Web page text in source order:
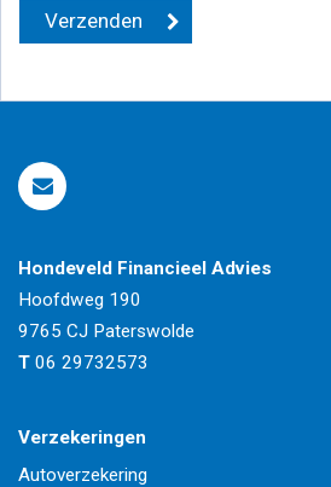
Hondeveld Financieel Advies
Hoofdweg 190
9765 CJ Paterswolde
T 06 29732573
Verzekeringen
Autoverzekering